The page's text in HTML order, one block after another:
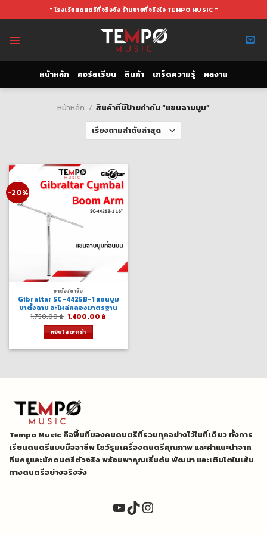
to
" โรงเรียนดนตรีที่จริงจัง ร้านขายที่จริงใจ TEMPO MUSIC "
หน้าหลัก คอร์สเรียน สินค้า เกร็ดความรู้ ผลงาน
หน้าหลัก / สินค้าที่มีป้ายกำกับ “แขนฉาบบูม”
-20%
ขาตั้ง/ขาจับ
Gibraltar SC-4425B-1 แขนบูม
ขาตั้งฉาบ อะไหล่กลองมาตรฐาน
1,750.00฿ Original
price
was:
1,750.00 ฿.
1,400.00 ฿Current
หยิบใส่ตะกร้า
Tempo Music คือพื้นที่ของคนดนตรีที่รวมทุกอย่างไว้ในที่เดียว ทั้งการ
เรียนดนตรีแบบมืออาชีพ โชว์รูมเครื่องดนตรีคุณภาพ และคำแนะนำจาก
ทีมครูและนักดนตรีตัวจริง พร้อมพาคุณเริ่มต้น พัฒนา และเติบโตในเส้น
ทางดนตรีอย่างจริงจัง
YouTube
TikTok
Instagram